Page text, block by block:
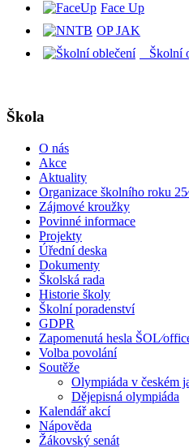
Face Up
OP JAK
Školní
Škola
O nás
Akce
Aktuality
Organizace školního roku
Zájmové kroužky
Povinné informace
Projekty
Úřední deska
Dokumenty
Školská rada
Historie školy
Školní poradenství
GDPR
Zapomenutá hesla
Volba povolání
Soutěže
Olympiáda v českém
Dějepisná olympiáda
Kalendář akcí
Nápověda
Žákovský senát